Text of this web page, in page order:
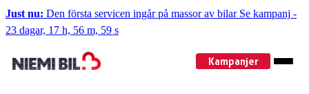
Just nu: Den första servicen ingår på massor av bilar Se kampanj -
23 dagar, 17 h, 56 m, 59 s
Kampanjer